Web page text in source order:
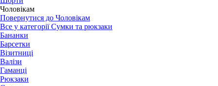
Чоловікам
Повернутися до Чоловікам
Все у категорії Сумки та рюкзаки
Бананки
Барсетки
Візитниці
Валізи
Гаманці
Рюкзаки